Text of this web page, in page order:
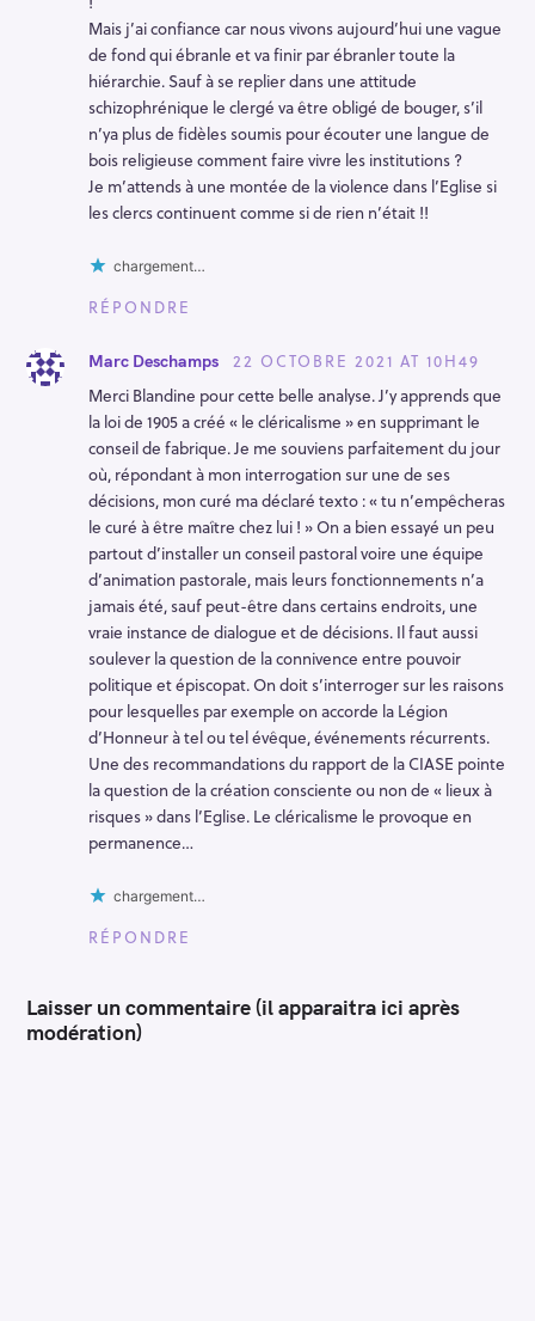
Mais j’ai confiance car nous vivons aujourd’hui une vague
de fond qui ébranle et va finir par ébranler toute la
hiérarchie. Sauf à se replier dans une attitude
schizophrénique le clergé va être obligé de bouger, s’il
n’ya plus de fidèles soumis pour écouter une langue de
bois religieuse comment faire vivre les institutions ?
Je m’attends à une montée de la violence dans l’Eglise si
les clercs continuent comme si de rien n’était !!
chargement…
RÉPONDRE
Marc Deschamps
22 OCTOBRE 2021 AT 10H49
Merci Blandine pour cette belle analyse. J’y apprends que
la loi de 1905 a créé « le cléricalisme » en supprimant le
conseil de fabrique. Je me souviens parfaitement du jour
où, répondant à mon interrogation sur une de ses
décisions, mon curé ma déclaré texto : « tu n’empêcheras
le curé à être maître chez lui ! » On a bien essayé un peu
partout d’installer un conseil pastoral voire une équipe
d’animation pastorale, mais leurs fonctionnements n’a
jamais été, sauf peut-être dans certains endroits, une
vraie instance de dialogue et de décisions. Il faut aussi
soulever la question de la connivence entre pouvoir
politique et épiscopat. On doit s’interroger sur les raisons
pour lesquelles par exemple on accorde la Légion
d’Honneur à tel ou tel évêque, événements récurrents.
Une des recommandations du rapport de la CIASE pointe
la question de la création consciente ou non de « lieux à
risques » dans l’Eglise. Le cléricalisme le provoque en
permanence…
chargement…
RÉPONDRE
Laisser un commentaire (il apparaitra ici après
modération)